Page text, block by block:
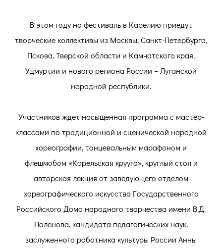
В этом году на фестиваль в Карелию приедут
творческие коллективы из Москвы, Санкт-Петербурга,
Пскова, Тверской области и Камчатского края,
Удмуртии и нового региона России – Луганской
народной республики.
Участников ждет насыщенная программа с мастер-
классами по традиционной и сценической народной
хореографии, танцевальным марафоном и
флешмобом «Карельская крууга», круглый стол и
авторская лекция от заведующего отделом
хореографического искусства Государственного
Российского Дома народного творчества имени В.Д.
Поленова, кандидата педагогических наук,
заслуженного работника культуры России Анны